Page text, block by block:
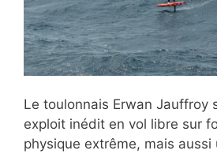
Le toulonnais Erwan Jauffroy
exploit inédit en vol libre sur
physique extrême, mais aussi